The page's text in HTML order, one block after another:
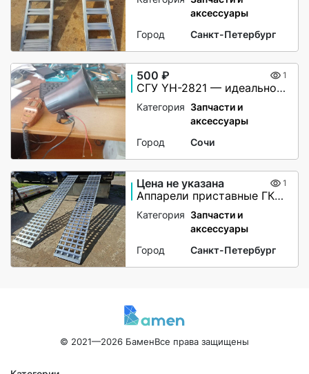
аксессуары
Город
Санкт-Петербург
500 ₽ 1
СГУ YH-2821 — идеальное решение для вашей автомашины!
Категория Запчасти и
аксессуары
Город
Сочи
Цена не указана 1
Аппарели приставные ГКА 5.350.40 2/3
Категория Запчасти и
аксессуары
Город
Санкт-Петербург
© 2021—2026 БаменВсе права защищены